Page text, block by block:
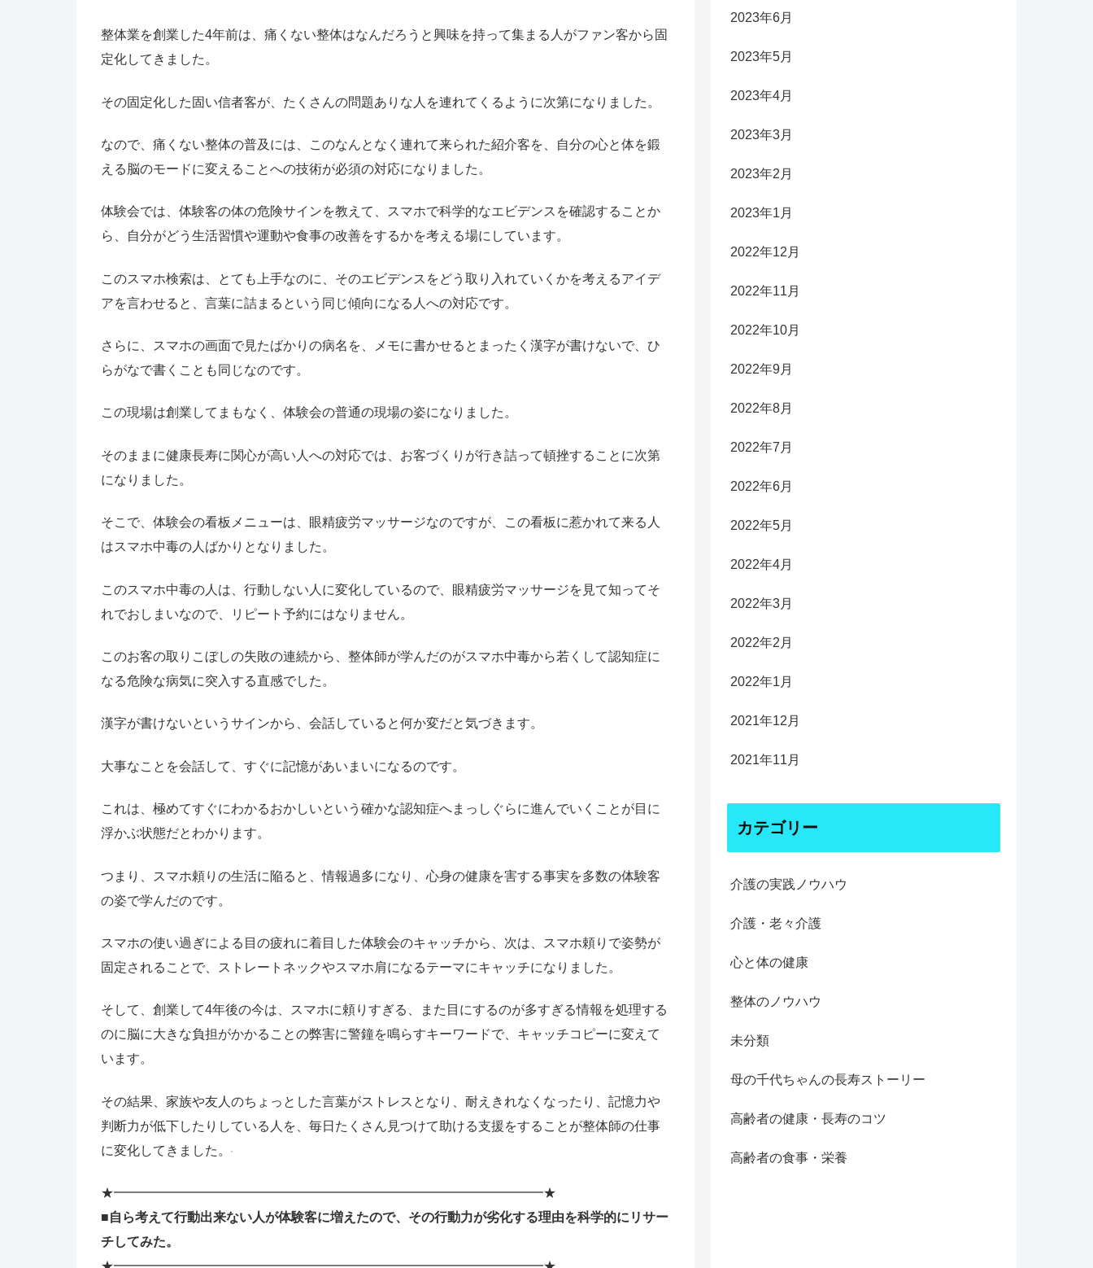
整体業を創業した4年前は、痛くない整体はなんだろうと興味を持って集まる人がファン客から固
定化してきました。
その固定化した固い信者客が、たくさんの問題ありな人を連れてくるように次第になりました。
なので、痛くない整体の普及には、このなんとなく連れて来られた紹介客を、自分の心と体を鍛
える脳のモードに変えることへの技術が必須の対応になりました。
体験会では、体験客の体の危険サインを教えて、スマホで科学的なエビデンスを確認することか
ら、自分がどう生活習慣や運動や食事の改善をするかを考える場にしています。
このスマホ検索は、とても上手なのに、そのエビデンスをどう取り入れていくかを考えるアイデ
アを言わせると、言葉に詰まるという同じ傾向になる人への対応です。
さらに、スマホの画面で見たばかりの病名を、メモに書かせるとまったく漢字が書けないで、ひ
らがなで書くことも同じなのです。
この現場は創業してまもなく、体験会の普通の現場の姿になりました。
そのままに健康長寿に関心が高い人への対応では、お客づくりが行き詰って頓挫することに次第
になりました。
そこで、体験会の看板メニューは、眼精疲労マッサージなのですが、この看板に惹かれて来る人
はスマホ中毒の人ばかりとなりました。
このスマホ中毒の人は、行動しない人に変化しているので、眼精疲労マッサージを見て知ってそ
れでおしまいなので、リピート予約にはなりません。
このお客の取りこぼしの失敗の連続から、整体師が学んだのがスマホ中毒から若くして認知症に
なる危険な病気に突入する直感でした。
漢字が書けないというサインから、会話していると何か変だと気づきます。
大事なことを会話して、すぐに記憶があいまいになるのです。
これは、極めてすぐにわかるおかしいという確かな認知症へまっしぐらに進んでいくことが目に
浮かぶ状態だとわかります。
つまり、スマホ頼りの生活に陥ると、情報過多になり、心身の健康を害する事実を多数の体験客
の姿で学んだのです。
スマホの使い過ぎによる目の疲れに着目した体験会のキャッチから、次は、スマホ頼りで姿勢が
固定されることで、ストレートネックやスマホ肩になるテーマにキャッチになりました。
そして、創業して4年後の今は、スマホに頼りすぎる、また目にするのが多すぎる情報を処理する
のに脳に大きな負担がかかることの弊害に警鐘を鳴らすキーワードで、キャッチコピーに変えて
います。
その結果、家族や友人のちょっとした言葉がストレスとなり、耐えきれなくなったり、記憶力や
判断力が低下したりしている人を、毎日たくさん見つけて助ける支援をすることが整体師の仕事
に変化してきました。
★━━━━━━━━━━━━━━━━━━━━━━━━━━━━━━━━━★
■自ら考えて行動出来ない人が体験客に増えたので、その行動力が劣化する理由を科学的にリサー
チしてみた。
2023年6月
2023年5月
2023年4月
2023年3月
2023年2月
2023年1月
2022年12月
2022年11月
2022年10月
2022年9月
2022年8月
2022年7月
2022年6月
2022年5月
2022年4月
2022年3月
2022年2月
2022年1月
2021年12月
2021年11月
カテゴリー
介護の実践ノウハウ
介護・老々介護
心と体の健康
整体のノウハウ
未分類
母の千代ちゃんの長寿ストーリー
高齢者の健康・長寿のコツ
高齢者の食事・栄養